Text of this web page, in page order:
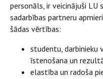
personāls, ir veicinājuši LU
sadarbības partneru
šādas vērtības:
studentu, darbinieku
īstenošana un
elastība un radoša